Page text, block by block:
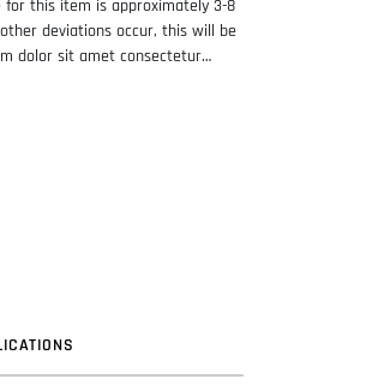
for this item is approximately 3-8
deviations occur, this will be
dolor sit amet consectetur
ever since the 1500s, when
S